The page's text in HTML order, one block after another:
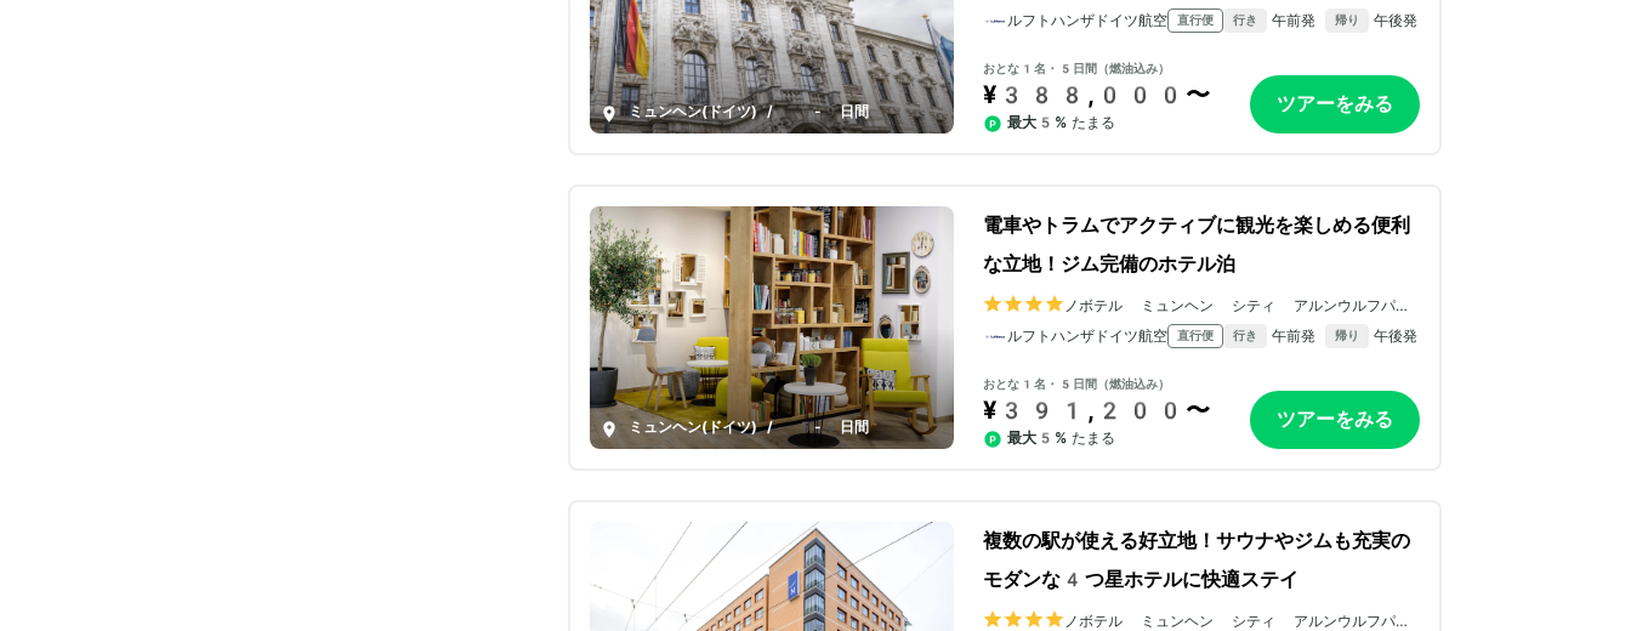
ミュンヘン(ドイツ) / 5-9日間
センター イースト
ルフトハンザドイツ航空 直行便 行き 午前発 帰り 午後発
おとな1名・5日間（燃油込み）
¥388,000〜
最大5% たまる
ツアーをみる
ミュンヘン(ドイツ) / 5-9日間
電車やトラムでアクティブに観光を楽しめる便利
な立地！ジム完備のホテル泊
ノボテル ミュンヘン シティ アルンウルフパー
ルフトハンザドイツ航空 直行便 行き 午前発 帰り 午後発
おとな1名・5日間（燃油込み）
¥391,200〜
最大5% たまる
ツアーをみる
複数の駅が使える好立地！サウナやジムも充実の
モダンな4つ星ホテルに快適ステイ
ノボテル ミュンヘン シティ アルンウルフパー